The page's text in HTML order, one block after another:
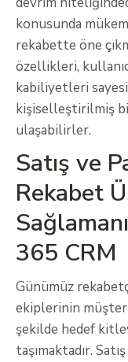
konusunda
rekabette öne
özellikleri,
kabiliyetleri
kişiselleştirilmiş
ulaşabilirler.
Satış ve
Rekabet
365 CRM
Günümüz
ekiplerinin
şekilde hedef
taşımaktadır.